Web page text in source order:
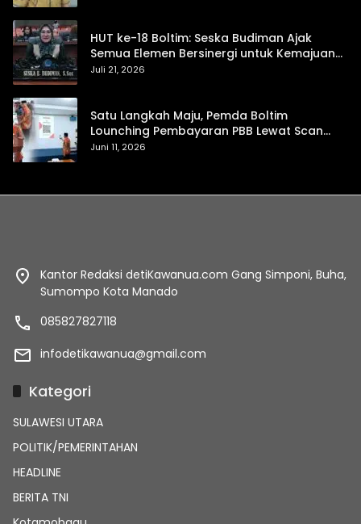
HUT ke-18 Boltim: Seska Budiman Ajak
Semua Elemen Bersinergi untuk Kemajuan
Daerah
Juli 21, 2026
Satu Langkah Maju, Pemda Boltim
Lounching Pembayaran PBB Lewat Scan
Qris
Juni 11, 2026
Kantor Redaksi detiKawanua.com Gang Simponi, Buha,
Sumompo Kota Manado
085827827118
infodetikawanua@gmail.com
Kategori
SULAWESI UTARA
POLITIK/PEMERINTAHAN
HEADLINE
BERITA TNI